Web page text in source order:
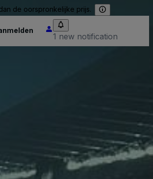
de oorspronkelijke prijs.
1 new notification